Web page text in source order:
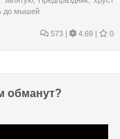
до мышей
573 | 4.69 | 0
обманут?